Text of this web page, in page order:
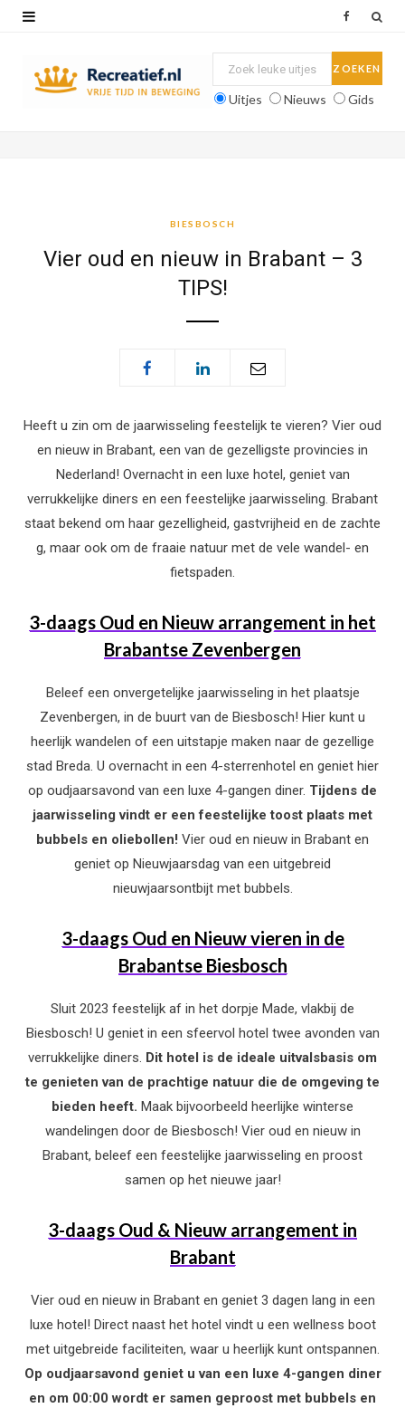
Uitjes Nieuws Gids
BIESBOSCH
Vier oud en nieuw in Brabant – 3
TIPS!
Heeft u zin om de jaarwisseling feestelijk te vieren? Vier oud
en nieuw in Brabant, een van de gezelligste provincies in
Nederland! Overnacht in een luxe hotel, geniet van
verrukkelijke diners en een feestelijke jaarwisseling. Brabant
staat bekend om haar gezelligheid, gastvrijheid en de zachte
g, maar ook om de fraaie natuur met de vele wandel- en
fietspaden.
3-daags Oud en Nieuw arrangement in het
Brabantse Zevenbergen
Beleef een onvergetelijke jaarwisseling in het plaatsje
Zevenbergen, in de buurt van de Biesbosch! Hier kunt u
heerlijk wandelen of een uitstapje maken naar de gezellige
stad Breda. U overnacht in een 4-sterrenhotel en geniet hier
op oudjaarsavond van een luxe 4-gangen diner. Tijdens de
jaarwisseling vindt er een feestelijke toost plaats met
bubbels en oliebollen! Vier oud en nieuw in Brabant en
geniet op Nieuwjaarsdag van een uitgebreid
nieuwjaarsontbijt met bubbels.
3-daags Oud en Nieuw vieren in de
Brabantse Biesbosch
Sluit 2023 feestelijk af in het dorpje Made, vlakbij de
Biesbosch! U geniet in een sfeervol hotel twee avonden van
verrukkelijke diners. Dit hotel is de ideale uitvalsbasis om
te genieten van de prachtige natuur die de omgeving te
bieden heeft. Maak bijvoorbeeld heerlijke winterse
wandelingen door de Biesbosch! Vier oud en nieuw in
Brabant, beleef een feestelijke jaarwisseling en proost
samen op het nieuwe jaar!
3-daags Oud & Nieuw arrangement in
Brabant
Vier oud en nieuw in Brabant en geniet 3 dagen lang in een
luxe hotel! Direct naast het hotel vindt u een wellness boot
met uitgebreide faciliteiten, waar u heerlijk kunt ontspannen.
Op oudjaarsavond geniet u van een luxe 4-gangen diner
en om 00:00 wordt er samen geproost met bubbels en